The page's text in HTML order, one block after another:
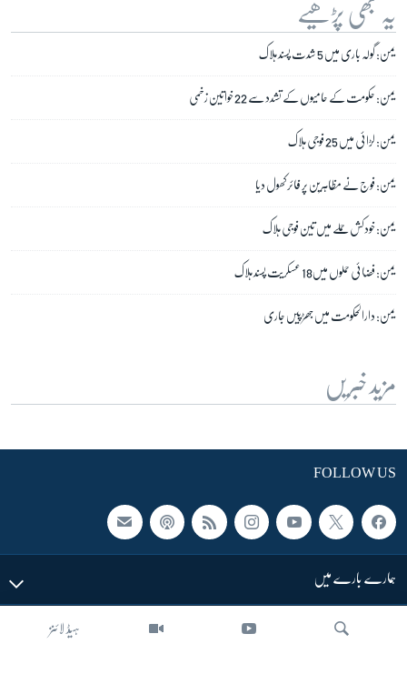
ہیڈ لائنز
یہ بھی پڑھیے
یمن: گولہ باری میں 5 شدت پسند ہلاک
یمن: حکومت کے حامیوں کے تشدد سے 22 خواتین زخمی
یمن: لڑائی میں 25 فوجی ہلاک
یمن: فوج نے مظاہرین پر فائر کھول دیا
یمن: خودکش حملے میں تین فوجی ہلاک
یمن: فضائی حملوں میں18 عسکریت پسند ہلاک
یمن: دارالحکومت میں جھڑپیں جاری
مزید خبریں
FOLLOW US
ہمارے بارے میں